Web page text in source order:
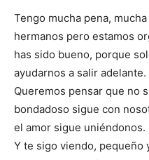
Tengo mucha pena,
hermanos pero estamos
has sido bueno, porque
ayudarnos a salir adelante.
Queremos pensar que no
bondadoso sigue con
el amor sigue uniéndonos.
Y te sigo viendo, pequeño